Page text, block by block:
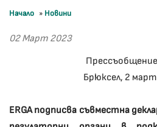
Начало » Новини
02 Март 2023
Брюксел, 2
ERGA подписва съвместна